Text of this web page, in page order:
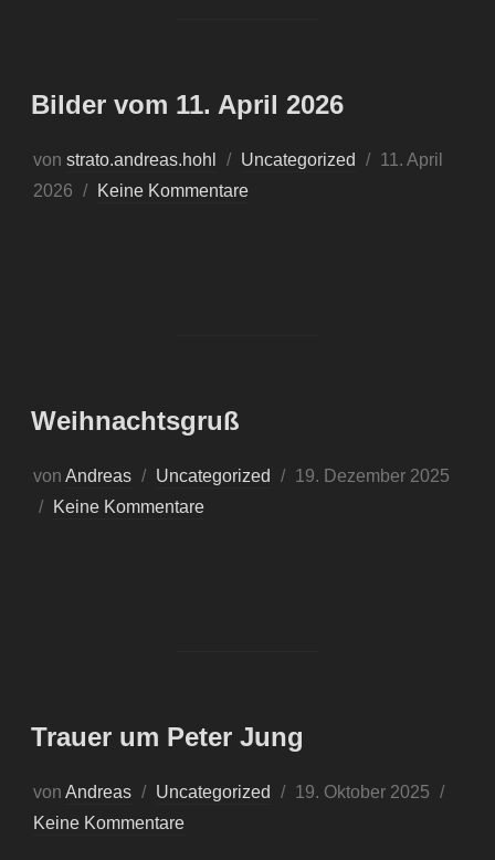
Bilder vom 11. April 2026
von strato.andreas.hohl Uncategorized
11. April
2026
Keine Kommentare
Weihnachtsgruß
von Andreas Uncategorized
19. Dezember 2025
Keine Kommentare
Trauer um Peter Jung
von Andreas Uncategorized
19. Oktober 2025
Keine Kommentare